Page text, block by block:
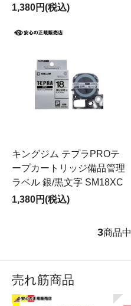
1,380円(税込)
キングジム テプラPROテ
ープカートリッジ備品管理
ラベル 銀/黒文字 SM18XC
1,380円(税込)
3商品中
売れ筋商品